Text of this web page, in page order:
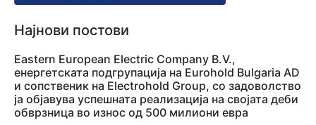
Најнови постови
Eastern European Electric Company B.V.,
енергетската подгрупација на Eurohold Bulgaria AD
и сопственик на Electrohold Group, со задоволство
ја објавува успешната реализација на својата деби
обврзница во износ од 500 милиони евра